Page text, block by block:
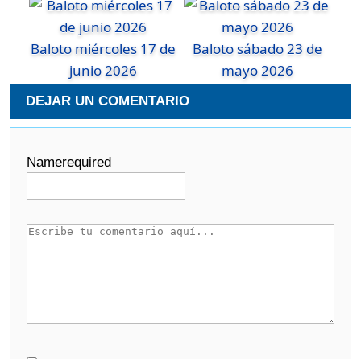
Baloto miércoles 17 de
junio 2026
Baloto sábado 23 de
mayo 2026
DEJAR UN COMENTARIO
Namerequired